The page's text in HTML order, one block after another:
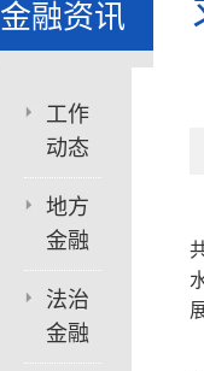
金融资讯
工作
动态
地方
金融
法治
金融